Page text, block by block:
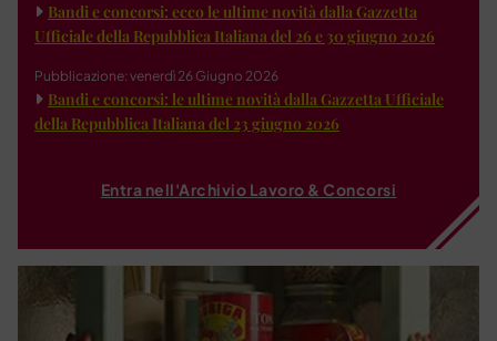
Bandi e concorsi: ecco le ultime novità dalla Gazzetta
Ufficiale della Repubblica Italiana del 26 e 30 giugno 2026
Pubblicazione: venerdì 26 Giugno 2026
Bandi e concorsi: le ultime novità dalla Gazzetta Ufficiale
della Repubblica Italiana del 23 giugno 2026
Entra nell'Archivio Lavoro & Concorsi